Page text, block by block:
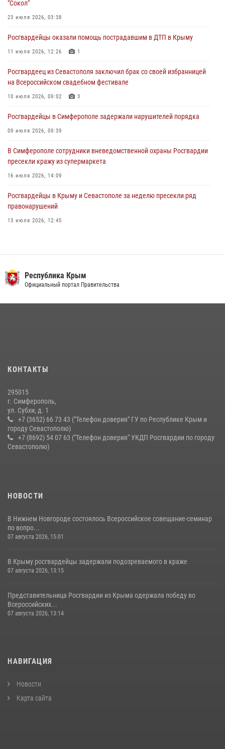
правонарушителей
03 августа 2026, 14:08
В Симферополе росгвардейцы задержали гражданина,
подозреваемого в совершении серии краж
Росгвардейцы оперативно задержали нарушителя на охраняемом
объекте в Севастополе
"Сокол"
23 июля 2026, 03:38
Росгвардейцы оказали помощь пострадавшим в ДТП в Крыму
11 июля 2026, 12:26 1
Росгвардеец из Севастополя заключил брак со своей избранницей
на Всероссийском свадебном фестивале
10 июля 2026, 09:02 3
Росгвардейцы в Симферополе задержали нарушителей порядка
09 июля 2026, 09:39
В Симферополе сотрудники вневедомственной охраны Росгвардии
пресекли кражу из супермаркета
16 июля 2026, 14:09
Росгвардейцы в Крыму и Севастополе за неделю пресекли ряд
правонарушений
13 июля 2026, 12:45
В Ялте росгвардейцы задержали подозреваемого в краже
10 июля 2026, 15:10
Республика Крым
Официальный портал Правительства
КОНТАКТЫ
295015
г. Симферополь,
ул. Субхи, д. 1
+7 (3652) 66 73 43 ("Телефон доверия" ГУ по Республике Крым и
городу Севастополю)
+7 (8692) 54 07 63 ("Телефон доверия" УКДП Росгвардии по городу
Севастополю)
НОВОСТИ
В Нижнем Новгороде состоялось Всероссийское совещание-семинар
по вопро...
07 августа 2026, 15:01
В Крыму росгвардейцы задержали подозреваемого в краже
07 августа 2026, 13:15
Представительница Росгвардии из Крыма одержала победу во
Всероссийских...
07 августа 2026, 13:14
НАВИГАЦИЯ
Новости
Карта сайта